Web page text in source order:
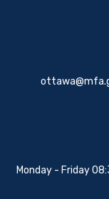
Monday - Friday